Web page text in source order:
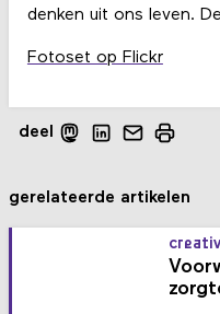
denken uit ons leven.
Fotoset op Flickr
deel
gerelateerde artikelen